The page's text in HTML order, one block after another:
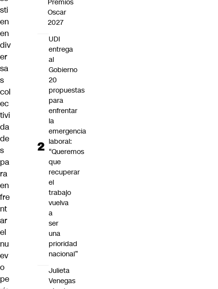
sti
en
en
div
er
sa
s
col
ec
tivi
da
de
s
pa
ra
en
fre
nt
ar
el
nu
ev
o
pe
Premios
Oscar
2027
UDI
entrega
al
Gobierno
20
propuestas
para
enfrentar
la
emergencia
laboral:
“Queremos
que
recuperar
el
trabajo
vuelva
a
ser
una
prioridad
nacional”
Julieta
Venegas